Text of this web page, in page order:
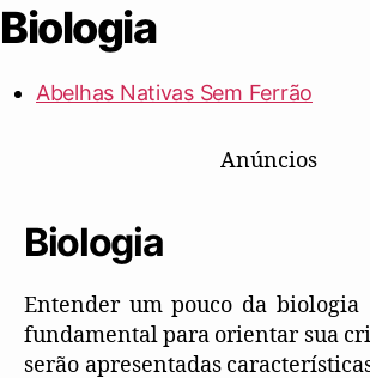
Biologia
Abelhas Nativas Sem Ferrão
Anúncios
Biologia
Entender um pouco da biologia
fundamental para orientar sua
serão apresentadas